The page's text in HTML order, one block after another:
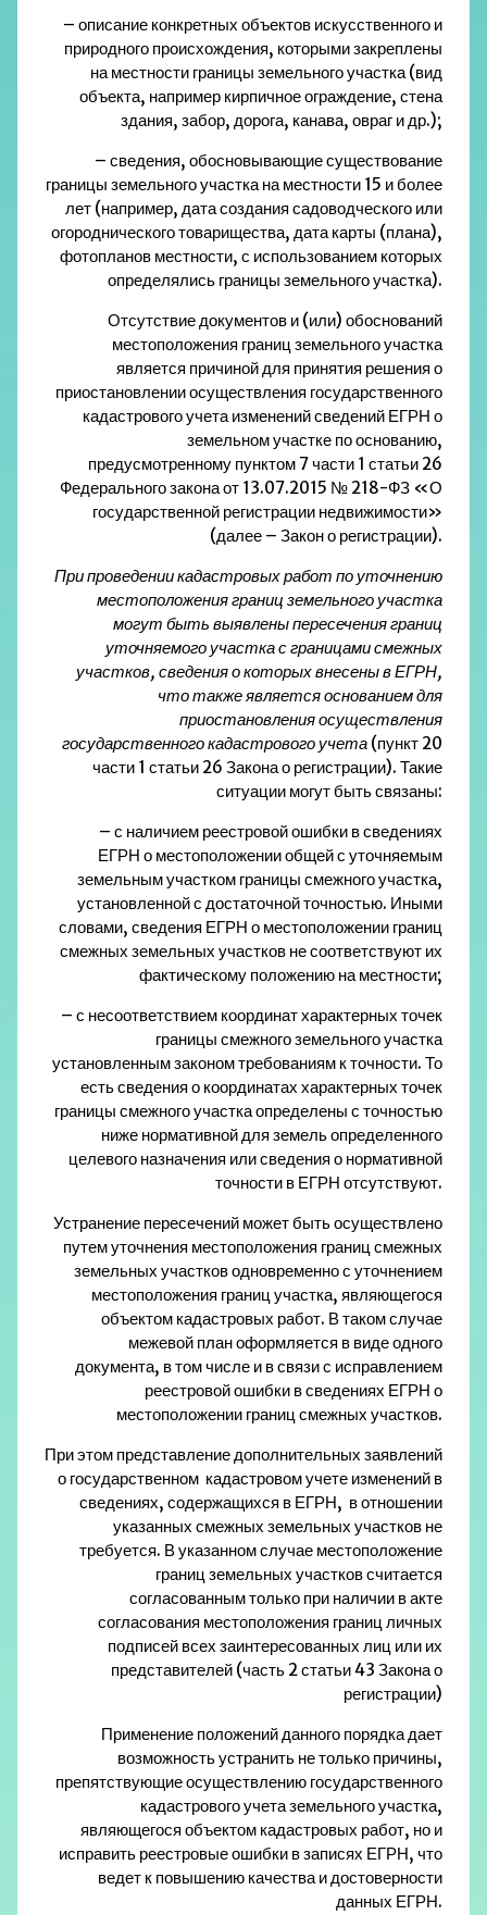
– описание конкретных объектов искусственного и
природного происхождения, которыми закреплены
на местности границы земельного участка (вид
объекта, например кирпичное ограждение, стена
здания, забор, дорога, канава, овраг и др.);
– сведения, обосновывающие существование
границы земельного участка на местности 15 и более
лет (например, дата создания садоводческого или
огороднического товарищества, дата карты (плана),
фотопланов местности, с использованием которых
определялись границы земельного участка).
Отсутствие документов и (или) обоснований
местоположения границ земельного участка
является причиной для принятия решения о
приостановлении осуществления государственного
кадастрового учета изменений сведений ЕГРН о
земельном участке по основанию,
предусмотренному пунктом 7 части 1 статьи 26
Федерального закона от 13.07.2015 № 218-ФЗ «О
государственной регистрации недвижимости»
(далее – Закон о регистрации).
При проведениикадастровых работпо уточнению
местоположения границ земельного участка
могут быть выявлены пересечения границ
уточняемого участкас границами смежных
участков, сведения о которых внесены в ЕГРН,
что также является основанием для
приостановления осуществления
государственного кадастрового учета (пункт 20
части 1 статьи 26 Закона о регистрации). Такие
ситуации могут быть связаны:
– с наличием реестровой ошибки в сведениях
ЕГРН о местоположении общей с уточняемым
земельным участком границы смежного участка,
установленной с достаточной точностью. Иными
словами, сведения ЕГРН о местоположении границ
смежных земельных участков не соответствуют их
фактическому положению на местности;
– с несоответствием координат характерных точек
границы смежного земельного участка
установленным законом требованиям к точности. То
есть сведения о координатах характерных точек
границы смежного участка определены с точностью
ниже нормативной для земель определенного
целевого назначения или сведения о нормативной
точности в ЕГРН отсутствуют.
Устранение пересечений может быть осуществлено
путем уточнения местоположения границ смежных
земельных участков одновременно с уточнением
местоположения границ участка, являющегося
объектом кадастровых работ. В таком случае
межевой план оформляется в виде одного
документа, в том числе и в связи с исправлением
реестровой ошибки в сведениях ЕГРН о
местоположении границ смежных участков.
При этом представление дополнительных заявлений
о государственном кадастровом учете изменений в
сведениях, содержащихся в ЕГРН, в отношении
указанных смежных земельных участков не
требуется. В указанном случае местоположение
границ земельных участков считается
согласованным только при наличии в акте
согласования местоположения границ личных
подписей всех заинтересованных лиц или их
представителей (часть 2 статьи 43 Закона о
регистрации)
Применение положений данного порядка дает
возможность устранить не только причины,
препятствующие осуществлению государственного
кадастрового учета земельного участка,
являющегося объектом кадастровых работ, но и
исправить реестровые ошибки в записях ЕГРН, что
ведет к повышению качества и достоверности
данных ЕГРН.